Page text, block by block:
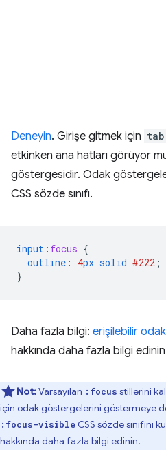
Deneyin. Girişe gitmek için tab
etkinken ana hatları görüyor
göstergesidir. Odak
CSS sözde sınıfı.
input : focus {
outline : 4px solid #222 ;
}
Daha fazla bilgi: erişilebilir
hakkında daha fazla bilgi
Not:Varsayılan :focus stillerini
için odak göstergelerini göstermeye
:focus-visible CSS sözde sınıfını
hakkında daha fazla bilgi edinin.